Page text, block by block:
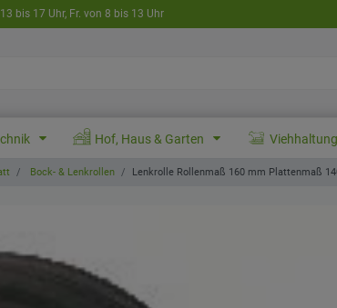
bis 17 Uhr, Fr. von 8 bis 13 Uhr
Hof, Haus & Garten Viehhaltung
Bock- & Lenkrollen Lenkrolle Rollenmaß 160 mm Plattenmaß